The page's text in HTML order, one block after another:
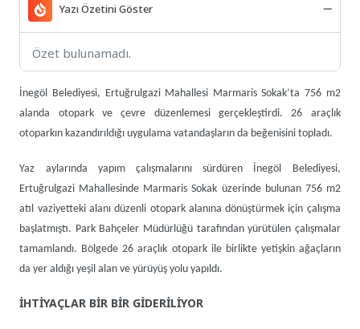
Yazı Özetini Göster
Özet bulunamadı.
İnegöl Belediyesi, Ertuğrulgazi Mahallesi Marmaris Sokak’ta 756 m2
alanda otopark ve çevre düzenlemesi gerçekleştirdi. 26 araçlık
otoparkın kazandırıldığı uygulama vatandaşların da beğenisini topladı.
Yaz aylarında yapım çalışmalarını sürdüren İnegöl Belediyesi,
Ertuğrulgazi Mahallesinde Marmaris Sokak üzerinde bulunan 756 m2
atıl vaziyetteki alanı düzenli otopark alanına dönüştürmek için çalışma
başlatmıştı. Park Bahçeler Müdürlüğü tarafından yürütülen çalışmalar
tamamlandı. Bölgede 26 araçlık otopark ile birlikte yetişkin ağaçların
da yer aldığı yeşil alan ve yürüyüş yolu yapıldı.
İHTİYAÇLAR BİR BİR GİDERİLİYOR